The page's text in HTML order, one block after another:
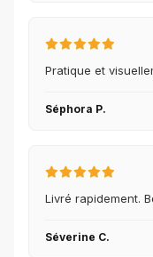
Pratique et
Séphora P.
Livré rapidement.
Séverine C.